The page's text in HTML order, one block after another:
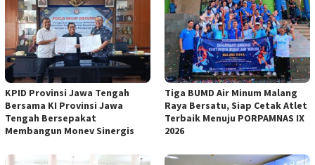
KPID Provinsi Jawa Tengah
Bersama KI Provinsi Jawa
Tengah Bersepakat
Membangun Monev Sinergis
Tiga BUMD Air Minum Malang
Raya Bersatu, Siap Cetak Atlet
Terbaik Menuju PORPAMNAS IX
2026